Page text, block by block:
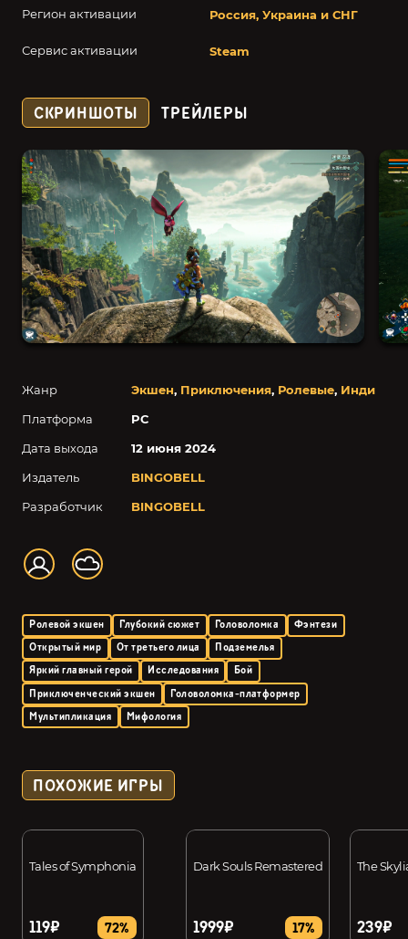
Регион активации Россия, Украина и СНГ
Сервис активации Steam
Жанр Экшен, Приключения, Ролевые, Инди
Платформа
PC
Дата выхода
12 июня 2024
Издатель
BINGOBELL
Разработчик
BINGOBELL
Ролевой экшен Глубокий сюжет Головоломка
Фэнтези
Открытый мир
От третьего лица
Подземелья
Яркий главный герой
Исследования
Бой
Приключенческий экшен
Головоломка-платформер
Мультипликация
Мифология
СКРИНШОТЫ ТРЕЙЛЕРЫ
ПОХОЖИЕ ИГРЫ
Tales of Symphonia
119₽ 72%
Dark Souls Remastered
1999₽ 17%
The
239₽